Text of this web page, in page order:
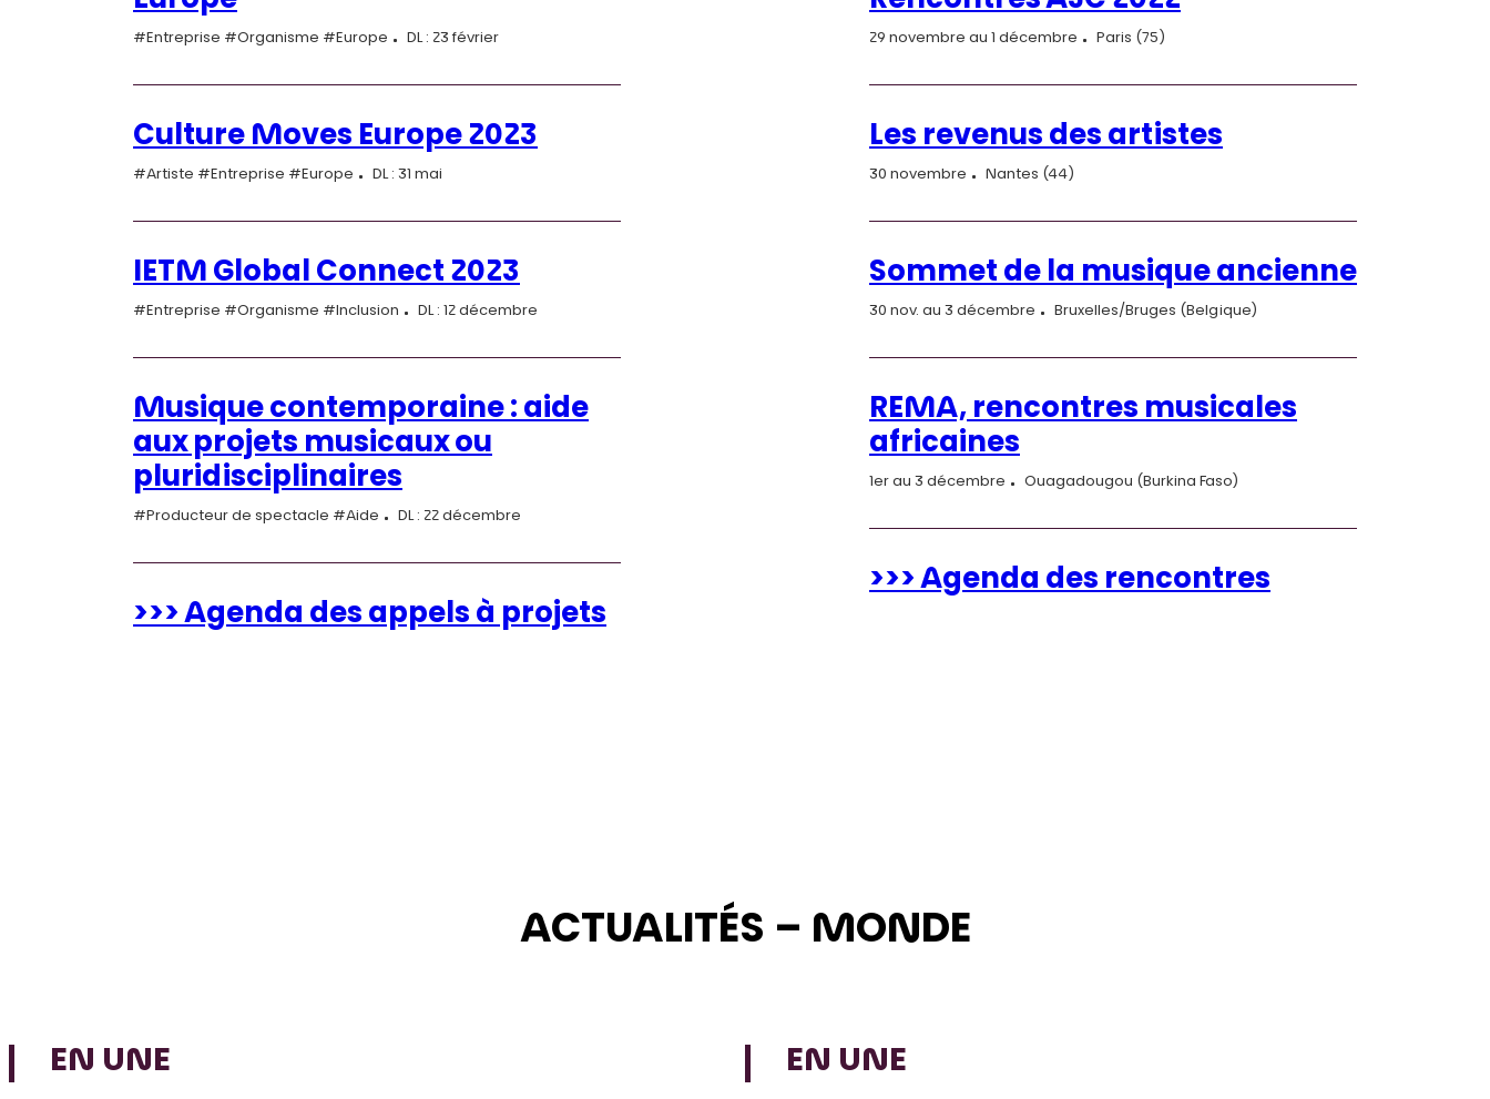
#Entreprise #Organisme #Europe DL : 23 février
Culture Moves Europe 2023
#Artiste #Entreprise #Europe DL : 31 mai
IETM Global Connect 2023
#Entreprise #Organisme #Inclusion DL : 12 décembre
Musique contemporaine : aide
aux projets musicaux ou
pluridisciplinaires
#Producteur de spectacle #Aide DL : 22 décembre
>>> Agenda des appels à projets
29 novembre au 1 décembre Paris (75)
Les revenus des artistes
30 novembre Nantes (44)
Sommet de la musique ancienne
30 nov. au 3 décembre Bruxelles/Bruges (Belgique)
REMA, rencontres musicales
africaines
1er au 3 décembre Ouagadougou (Burkina Faso)
>>> Agenda des rencontres
ACTUALITÉS – MONDE
EN UNE EN UNE